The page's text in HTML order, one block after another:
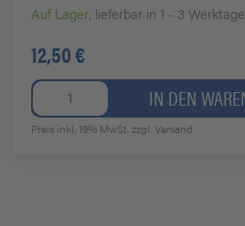
Auf Lager, lieferbar in 1 - 3
12,50 €
IN DEN
Preis inkl. 19% MwSt.zzgl. Versand